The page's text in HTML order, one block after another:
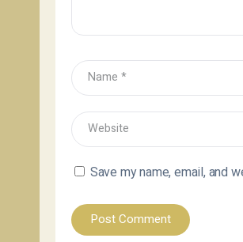
Save my name, email, and